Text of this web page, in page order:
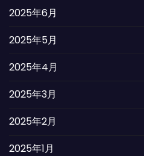
2025年6月
2025年5月
2025年4月
2025年3月
2025年2月
2025年1月